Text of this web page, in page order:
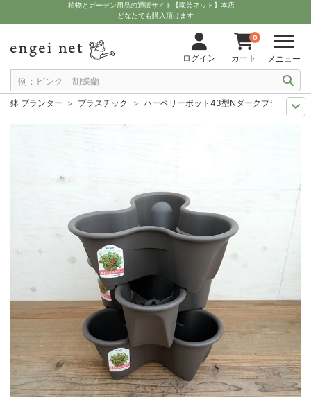
植物とガーデン用品の通販サイト【園芸ネット】本店
どなたでも購入頂けます
ログイン
0
カート メニュー
鉢 プランター プラスチック
ハーベリーポット43型Nダークブラウン3個
ストロベリー（いちご）のおすすめ資材